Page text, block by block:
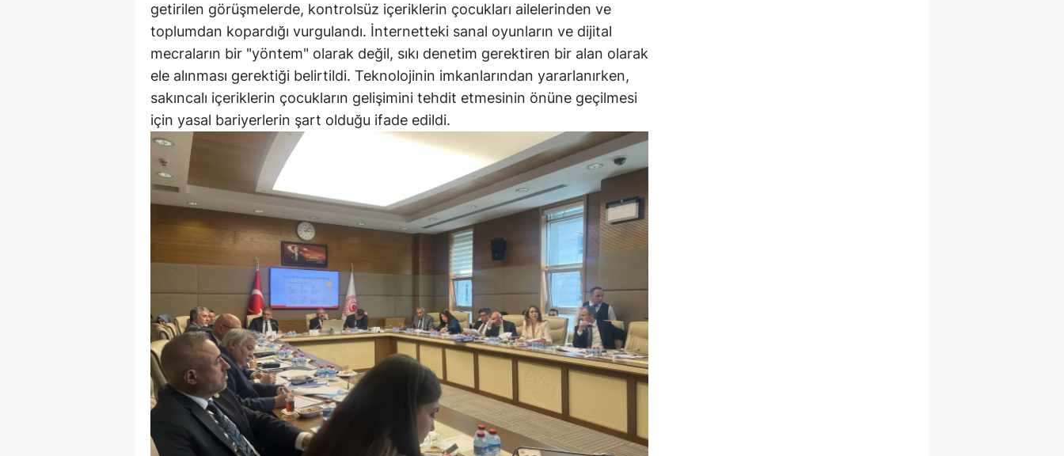
getirilen görüşmelerde, kontrolsüz içeriklerin çocukları ailelerinden ve
toplumdan kopardığı vurgulandı. İnternetteki sanal oyunların ve dijital
mecraların bir "yöntem" olarak değil, sıkı denetim gerektiren bir alan olarak
ele alınması gerektiği belirtildi. Teknolojinin imkanlarından yararlanırken,
sakıncalı içeriklerin çocukların gelişimini tehdit etmesinin önüne geçilmesi
için yasal bariyerlerin şart olduğu ifade edildi.